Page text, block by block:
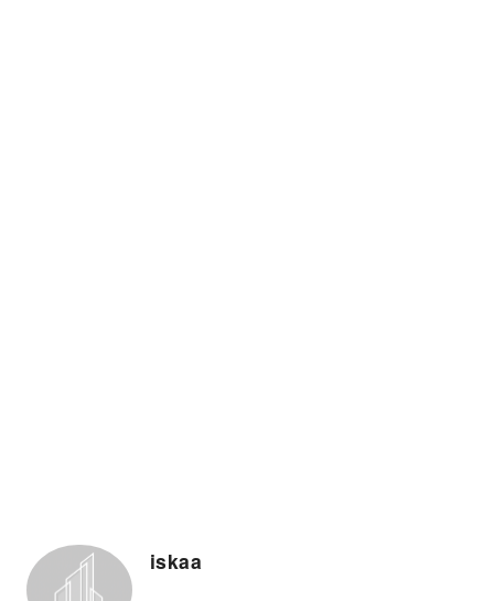
iskaa